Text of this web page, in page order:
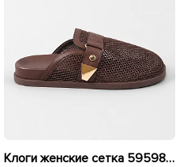
Клоги женские сетка 595984 Коричневые